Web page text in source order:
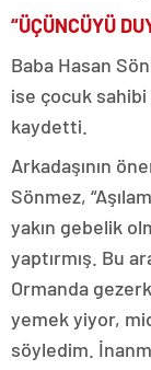
“ÜÇÜNCÜYÜ
Baba Hasan
ise çocuk sahibi
kaydetti.
Arkadaşının
Sönmez,
yakın gebelik
yaptırmış. Bu
Ormanda
yemek yiyor,
söyledim.